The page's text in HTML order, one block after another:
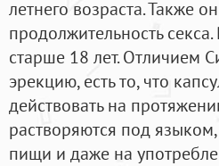
летнего возраста. Также
продолжительность
старше 18 лет. Отличием
эрекцию, есть то, что
действовать на
растворяются под
пищи и даже на